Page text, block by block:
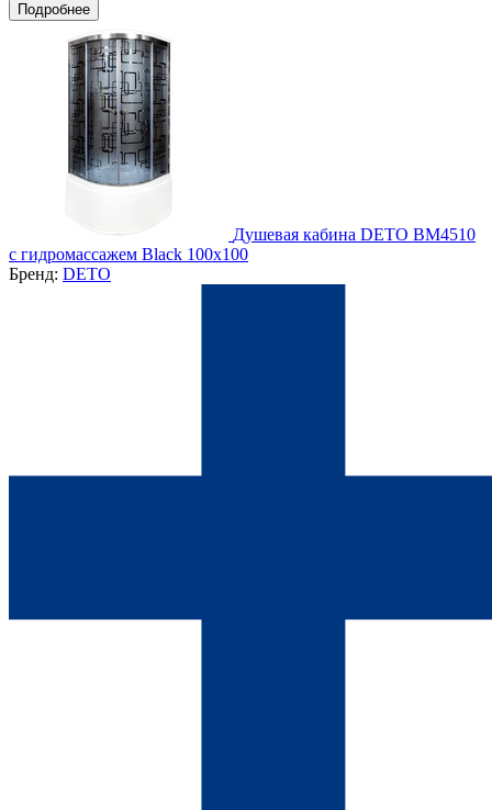
Подробнее
Душевая кабина DETO BМ4510
с гидромассажем Black 100х100
Бренд: DETO